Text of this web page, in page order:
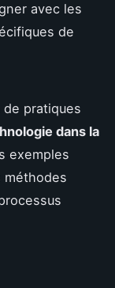
avec les
de
pratiques
dans la
exemples
méthodes